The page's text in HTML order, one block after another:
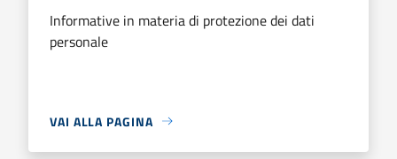
Informative in materia di protezione dei dati
personale
VAI ALLA PAGINA